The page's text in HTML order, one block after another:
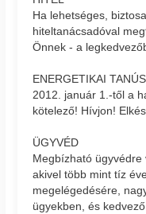
Ha lehetséges,
hiteltanácsadóval
Önnek - a
ENERGETIKAI
2012. január 1.-től a
kötelező! Hívjon!
ÜGYVÉD
Megbízható ügyvédre
akivel több mint tíz
megelégedésére,
ügyekben, és